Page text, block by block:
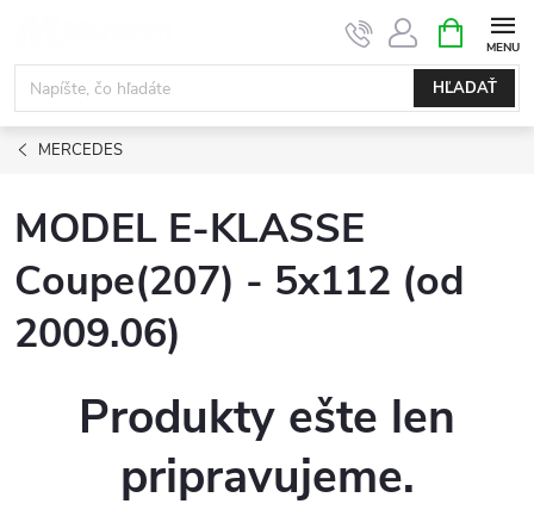
obsah
HĽADAŤ
KOŠÍK
MERCEDES
MODEL E-KLASSE
Coupe(207) - 5x112 (od
2009.06)
Produkty ešte len
pripravujeme.